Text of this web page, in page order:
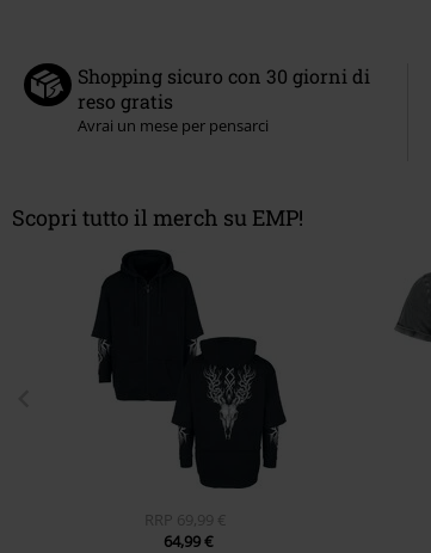
Shopping sicuro con 30 giorni di
reso gratis
Avrai un mese per pensarci
Scopri tutto il merch su EMP!
RRP 69,99 €
64,99 €